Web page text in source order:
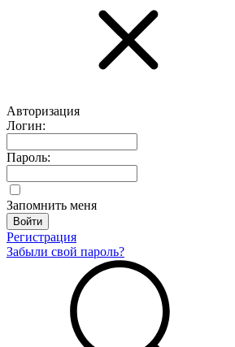
Авторизация
Логин:
Пароль:
Запомнить меня
Регистрация
Забыли свой пароль?